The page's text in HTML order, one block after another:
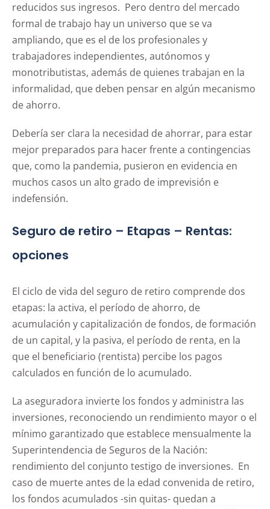
reducidos sus ingresos. Pero dentro del mercado
formal de trabajo hay un universo que se va
ampliando, que es el de los profesionales y
trabajadores independientes, autónomos y
monotributistas, además de quienes trabajan en la
informalidad, que deben pensar en algún mecanismo
de ahorro.
Debería ser clara la necesidad de ahorrar, para estar
mejor preparados para hacer frente a contingencias
que, como la pandemia, pusieron en evidencia en
muchos casos un alto grado de imprevisión e
indefensión.
Seguro de retiro – Etapas – Rentas:
opciones
El ciclo de vida del seguro de retiro comprende dos
etapas: la activa, el período de ahorro, de
acumulación y capitalización de fondos, de formación
de un capital, y la pasiva, el período de renta, en la
que el beneficiario (rentista) percibe los pagos
calculados en función de lo acumulado.
La aseguradora invierte los fondos y administra las
inversiones, reconociendo un rendimiento mayor o el
mínimo garantizado que establece mensualmente la
Superintendencia de Seguros de la Nación:
rendimiento del conjunto testigo de inversiones. En
caso de muerte antes de la edad convenida de retiro,
los fondos acumulados -sin quitas- quedan a